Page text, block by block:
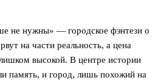
не нужны» — городское фэнтези о
на части реальность, а цена
высокой. В центре истории
память, и город, лишь похожий на